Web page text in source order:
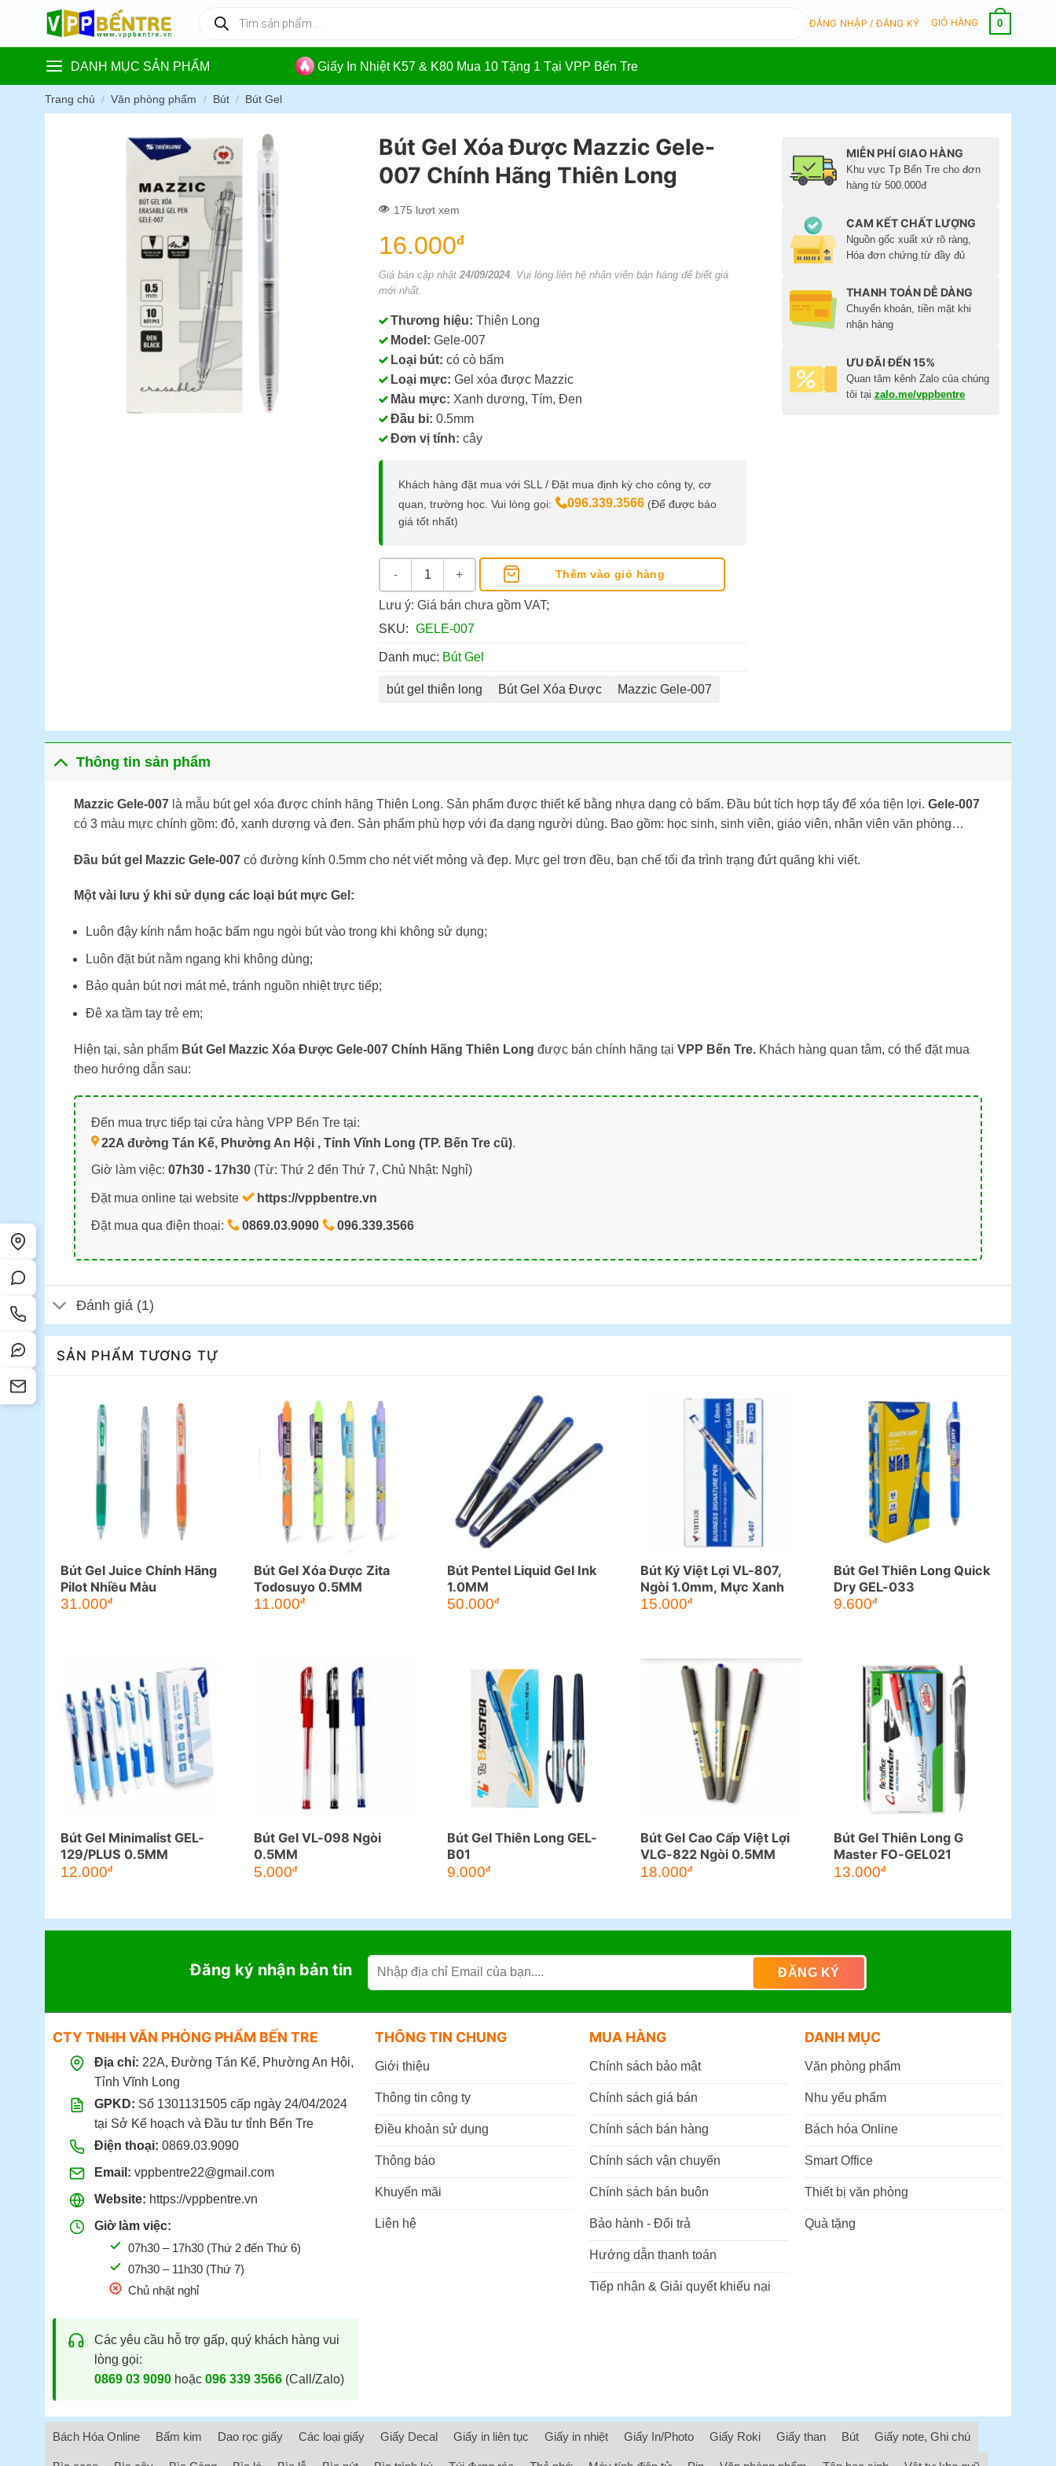
content
kiếm
phẩm
ĐĂNG NHẬP / ĐĂNG KÝ GIỎ HÀNG 0
DANH MỤC SẢN PHẨM Giấy In Nhiệt K57 & K80 Mua 10 Tặng 1 Tại VPP Bến Tre
Trang chủ / Văn phòng phẩm / Bút / Bút Gel
Bút Gel Xóa Được Mazzic Gele-
007 Chính Hãng Thiên Long
175 lượt xem
16.000đ
Giá bán cập nhật 24/09/2024 . Vui lòng liên hệ nhân viên bán hàng để biết giá
mới nhất.
Thương hiệu: Thiên Long
Model: Gele-007
Loại bút: có cò bấm
Loại mực: Gel xóa được Mazzic
Màu mực: Xanh dương, Tím, Đen
Đầu bi: 0.5mm
Đơn vị tính: cây
Khách hàng đặt mua với SLL / Đặt mua định kỳ cho công ty, cơ
quan, trường học. Vui lòng gọi:
096.339.3566 (Để được báo
giá tốt nhất)
Bút Gel Xóa Được Mazzic Gele-007 Chính Hãng Thiên Long số lượng
Thêm vào giỏ hàng
Lưu ý: Giá bán chưa gồm VAT;
SKU: GELE-007
Danh mục: Bút Gel
bút gel thiên long Bút Gel Xóa Được Mazzic Gele-007
MIỄN PHÍ GIAO HÀNG
Khu vực Tp Bến Tre cho đơn
hàng từ 500.000đ
CAM KẾT CHẤT LƯỢNG
Nguồn gốc xuất xứ rõ ràng,
Hóa đơn chứng từ đầy đủ
THANH TOÁN DỄ DÀNG
Chuyển khoản, tiền mặt khi
nhận hàng
ƯU ĐÃI ĐẾN 15%
Quan tâm kênh Zalo của chúng
tôi tạizalo.me/vppbentre
Thông tin sản phẩm
Mazzic Gele-007là mẫu bút gel xóa được chính hãng Thiên Long. Sản phẩm được thiết kế bằng nhựa dạng cò bấm. Đầu bút tích hợp tẩy để xóa tiện lợi. Gele-007
có 3 màu mực chính gồm: đỏ, xanh dương và đen. Sản phẩm phù hợp với đa dạng người dùng. Bao gồm: học sinh, sinh viên, giáo viên, nhân viên văn phòng…
Đầu bút gel Mazzic Gele-007có đường kính 0.5mm cho nét viết mỏng và đẹp. Mực gel trơn đều, bạn chế tối đa trình trạng đứt quãng khi viết.
Một vài lưu ý khi sử dụng các loại bút mực Gel:
Luôn đậy kính nắm hoặc bấm ngu ngòi bút vào trong khi không sử dụng;
Luôn đặt bút nằm ngang khi không dùng;
Bảo quản bút nơi mát mẻ, tránh nguồn nhiệt trực tiếp;
Đê xa tầm tay trẻ em;
Hiện tại, sản phẩm Bút Gel Mazzic Xóa Được Gele-007 Chính Hãng Thiên Long được bán chính hãng tại VPP Bến Tre.Khách hàng quan tâm, có thể đặt mua
theo hướng dẫn sau:
Đến mua trực tiếp tại cửa hàng VPP Bến Tre tại:
22A đường Tán Kế, Phường An Hội , Tỉnh Vĩnh Long (TP. Bến Tre cũ).
Giờ làm việc: 07h30 - 17h30(Từ: Thứ 2 đến Thứ 7, Chủ Nhật: Nghỉ)
Đặt mua online tại website https://vppbentre.vn
Đặt mua qua điện thoại: 0869.03.9090 096.339.3566
Đánh giá (1)
SẢN PHẨM TƯƠNG TỰ
Bút Gel Juice Chính Hãng
Pilot Nhiều Màu
31.000đ
Bút Gel Xóa Được Zita
Todosuyo 0.5MM
11.000đ
Bút Pentel Liquid Gel Ink
1.0MM
50.000đ
Bút Ký Việt Lợi VL-807,
Ngòi 1.0mm, Mực Xanh
15.000đ
Bút Gel Thiên Long Quick
Dry GEL-033
9.600đ
Bút Gel Minimalist GEL-
129/PLUS 0.5MM
12.000đ
Bút Gel VL-098 Ngòi
0.5MM
5.000đ
Bút Gel Thiên Long GEL-
B01
9.000đ
Bút Gel Cao Cấp Việt Lợi
VLG-822 Ngòi 0.5MM
18.000đ
Bút Gel Thiên Long G
Master FO-GEL021
13.000đ
Đăng ký nhận bản tin
CTY TNHH VĂN PHÒNG PHẨM BẾN TRE
Địa chỉ: 22A, Đường Tán Kế, Phường An Hội,
Tỉnh Vĩnh Long
GPKD: Số 1301131505 cấp ngày 24/04/2024
tại Sở Kế hoạch và Đầu tư tỉnh Bến Tre
Điện thoại: 0869.03.9090
Email: vppbentre22@gmail.com
Website: https://vppbentre.vn
Giờ làm việc:
07h30 – 17h30 (Thứ 2 đến Thứ 6)
07h30 – 11h30 (Thứ 7)
Chủ nhật nghỉ
Các yêu cầu hỗ trợ gấp, quý khách hàng vui
lòng gọi:
0869 03 9090hoặc 096 339 3566(Call/Zalo)
THÔNG TIN CHUNG
Giới thiệu
Thông tin công ty
Điều khoản sử dụng
Thông báo
Khuyến mãi
Liên hệ
MUA HÀNG
Chính sách bảo mật
Chính sách giá bán
Chính sách bán hàng
Chính sách vận chuyển
Chính sách bán buôn
Bảo hành - Đổi trả
Hướng dẫn thanh toán
Tiếp nhận & Giải quyết khiếu nại
DANH MỤC
Văn phòng phẩm
Nhu yếu phẩm
Bách hóa Online
Smart Office
Thiết bị văn phòng
Quà tặng
Bách Hóa Online Bấm kim Dao rọc giấy Các loại giấy Giấy Decal Giấy in liên tục Giấy in nhiệt Giấy In/Photo Giấy Roki Giấy than Bút Giấy note, Ghi chú